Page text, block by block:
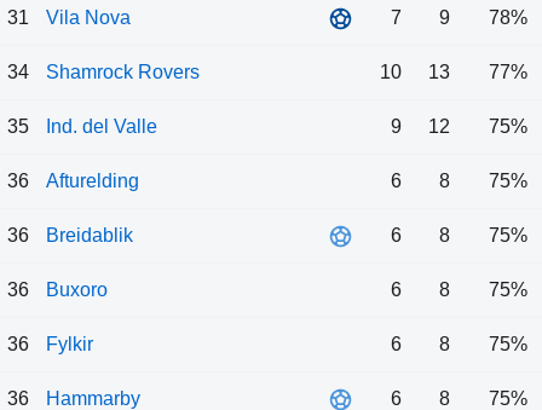
31 Vila Nova 7 9 78%
34 Shamrock Rovers 10 13 77%
35 Ind. del Valle 9 12 75%
36 Afturelding 6 8 75%
36 Breidablik 6 8 75%
36 Buxoro 6 8 75%
36 Fylkir 6 8 75%
36 Hammarby 6 8 75%